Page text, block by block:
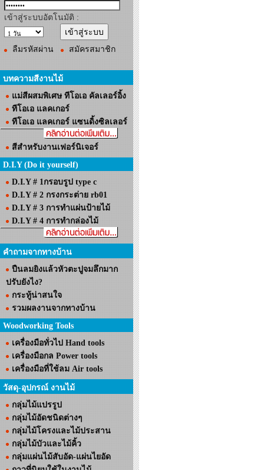
เข้าสู่ระบบอัตโนมัติ :
ลืมรหัสผ่าน สมัครสมาชิก
บทความสีงานไม้
แม่สีผสมพิเศษ ทีโอเอ คัลเลอร์อิ้ง
ทีโอเอ แลคเกอร์
ทีโอเอ แลคเกอร์ แซนดิ้งซิลเลอร์
สีสำหรับงานเฟอร์นิเจอร์
D.I.Y (Do it yourself)
D.I.Y # 1กรอบรูป type c
D.I.Y # 2 กรงกระต่าย rb01
D.I.Y # 3 การทำแผ่นป้ายไม้
D.I.Y # 4 การทำกล่องไม้
คำถามจากทางบ้าน
ปืนลมยิงแล้วหัวตะปูจมลึกมาก
ปรับยังไง?
กระทู้น่าสนใจ
รวมผลงานจากทางบ้าน
Woodworking Tools
เครื่องมือทั่วไป Hand tools
เครื่องมือกล Power tools
เครื่องมือที่ใช้ลม Air tools
วัสดุ-อุปกรณ์ งานไม้
กลุ่มไม้แปรรูป
กลุ่มไม้อัดชนิดต่างๆ
กลุ่มไม้โครงและไม้ประสาน
กลุ่มไม้บัวและไม้คิ้ว
กลุ่มแผ่นไม้สับอัด-แผ่นไยอัด